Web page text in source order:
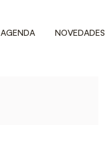
AGENDA NOVEDADES